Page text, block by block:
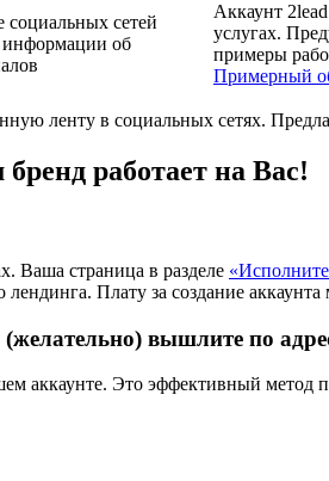
социальных сетей
информации об
Аккаунт
услугах.
примеры
Примерный
ленту в социальных сетях.
работает на Вас!
Ваша страница в разделе
Плату за создание
вышлите по
аккаунте. Это эффективный